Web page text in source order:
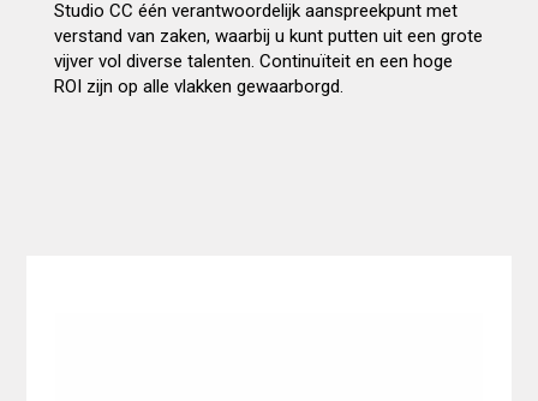
Studio CC één verantwoordelijk aanspreekpunt met
verstand van zaken, waarbij u kunt putten uit een grote
vijver vol diverse talenten. Continuïteit en een hoge
ROI zijn op alle vlakken gewaarborgd.